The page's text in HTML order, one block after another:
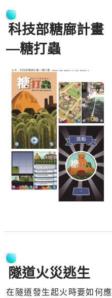
科技部糖廍計畫
—糖打蟲
隧道火災逃生
在隧道發生起火時要如何應